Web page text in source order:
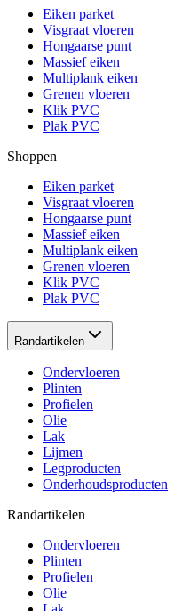
Eiken parket
Visgraat vloeren
Hongaarse punt
Massief eiken
Multiplank eiken
Grenen vloeren
Klik PVC
Plak PVC
Shoppen
Eiken parket
Visgraat vloeren
Hongaarse punt
Massief eiken
Multiplank eiken
Grenen vloeren
Klik PVC
Plak PVC
Randartikelen
Ondervloeren
Plinten
Profielen
Olie
Lak
Lijmen
Legproducten
Onderhoudsproducten
Randartikelen
Ondervloeren
Plinten
Profielen
Olie